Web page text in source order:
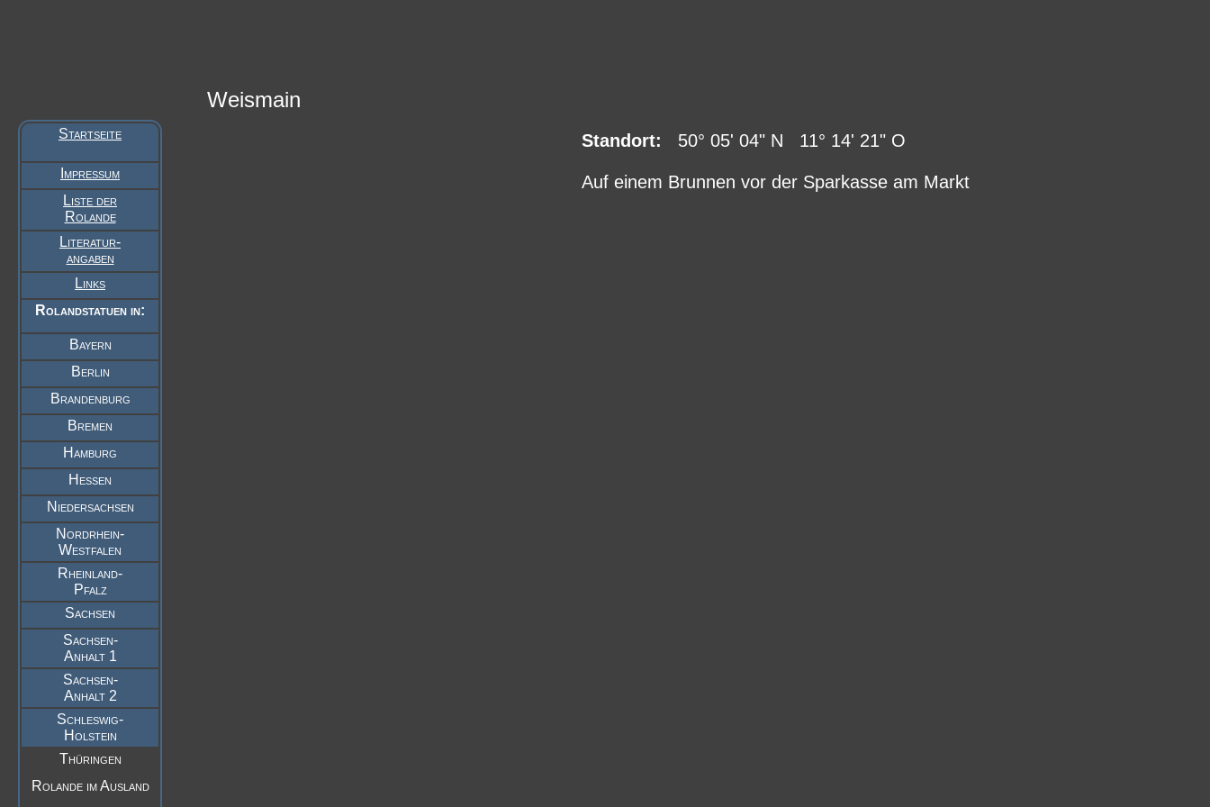
Startseite
Impressum
Liste der
Rolande
Literatur-
angaben
Links
Rolandstatuen in:
Bayern
Berlin
Brandenburg
Bremen
Hamburg
Hessen
Niedersachsen
Nordrhein-
Westfalen
Rheinland-
Pfalz
Sachsen
Sachsen-
Anhalt 1
Sachsen-
Anhalt 2
Schleswig-
Holstein
Thüringen
Rolande im Ausland
Weismain
Standort: 50° 05' 04" N 11° 14' 21" O
Auf einem Brunnen vor der Sparkasse am Markt